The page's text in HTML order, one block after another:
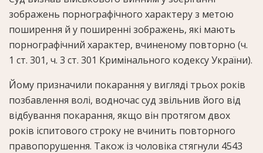
зображень порнографічного характеру з метою
поширення й у поширенні зображень, які мають
порнографічний характер, вчиненому повторно (ч.
1 ст. 301, ч. 3 ст. 301 Кримінального кодексу України).
Йому призначили покарання у вигляді трьох років
позбавлення волі, водночас суд звільнив його від
відбування покарання, якщо він протягом двох
років іспитового строку не вчинить повторного
правопорушення. Також із чоловіка стягнули 4543